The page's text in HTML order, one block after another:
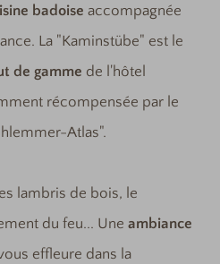
badoise accompagnée
La "Kaminstübe" est le
de gamme de l'hôtel
récompensée par le
Atlas".
lambris de bois, le
du feu... Une ambiance
effleure dans la